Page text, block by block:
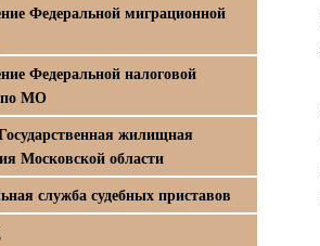
Федеральной миграционной
Федеральной налоговой
МО
жилищная
Московской области
служба судебных приставов